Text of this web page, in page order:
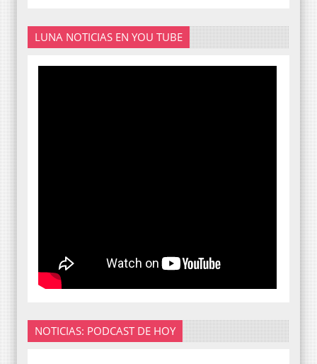
LUNA NOTICIAS EN YOU TUBE
NOTICIAS: PODCAST DE HOY